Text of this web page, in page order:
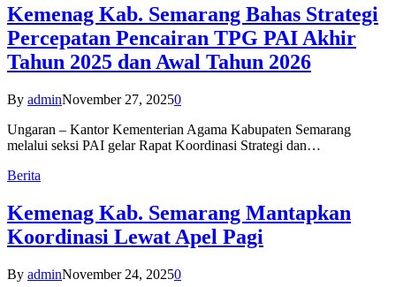
Kemenag Kab. Semarang Bahas Strategi
Percepatan Pencairan TPG PAI Akhir
Tahun 2025 dan Awal Tahun 2026
By adminNovember 27, 20250
Ungaran – Kantor Kementerian Agama Kabupaten Semarang
melalui seksi PAI gelar Rapat Koordinasi Strategi dan…
Berita
Kemenag Kab. Semarang Mantapkan
Koordinasi Lewat Apel Pagi
By adminNovember 24, 20250